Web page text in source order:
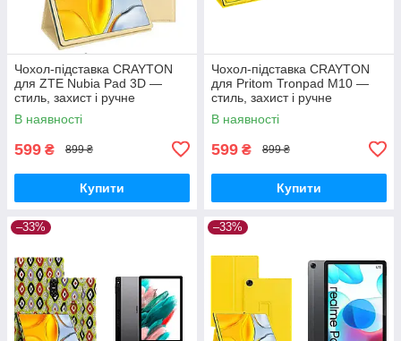
Чохол-підставка CRAYTON
для ZTE Nubia Pad 3D —
стиль, захист і ручне
збирання, колір Бежевий
В наявності
599 ₴ 899 ₴
Купити
Чохол-підставка CRAYTON
для Pritom Tronpad M10 —
стиль, захист і ручне
збирання, колір Жовтий
В наявності
599 ₴ 899 ₴
Купити
–33% –33%